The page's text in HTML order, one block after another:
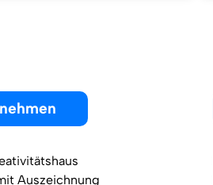
Auszeichnung